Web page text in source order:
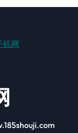
机网